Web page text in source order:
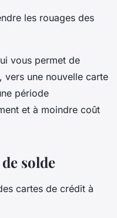
les rouages des
vous permet de
vers une nouvelle carte
période
et à moindre coût
solde
cartes de crédit à